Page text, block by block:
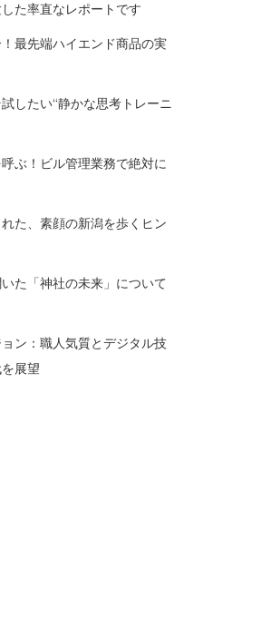
た率直なレポートです
最先端ハイエンド商品の実
したい“静かな思考トレーニ
呼ぶ！ビル管理業務で絶対に
た、素顔の新潟を歩くヒン
た「神社の未来」について
ン：職人気質とデジタル技
展望